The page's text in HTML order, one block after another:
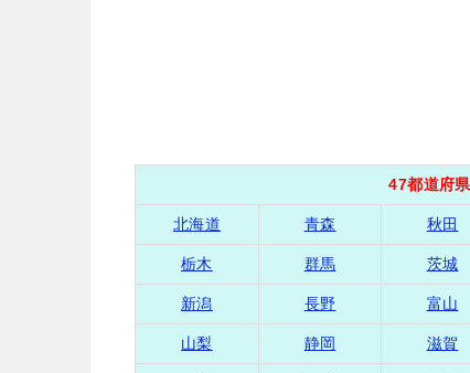
47都道府
北海道 青森 秋田
栃木 群馬 茨城
新潟 長野 富山
山梨 静岡 滋賀